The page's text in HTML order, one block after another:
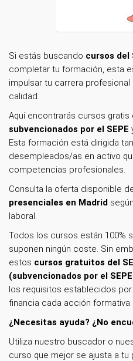
Si estás buscando cursos del
completar tu formación, esta
impulsar tu carrera
calidad.
Aquí encontrarás cursos gratis
subvencionados por el SEPE
Esta formación está dirigida
desempleados/as en activo
competencias profesionales.
Consulta la oferta disponible
presenciales en Madrid
laboral.
Todos los cursos están 100%
suponen ningún coste. Sin
estos cursos gratuitos del
(subvencionados por el
los requisitos establecidos
financia cada acción formativa.
¿Necesitas ayuda? ¿No
Utiliza nuestro buscador o
curso que mejor se ajusta a tu